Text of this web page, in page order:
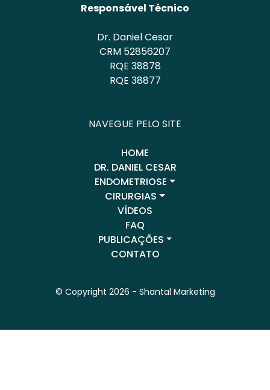
Responsável Técnico
Dr. Daniel Cesar
CRM 52856207
RQE 38878
RQE 38877
NAVEGUE PELO SITE
HOME
DR. DANIEL CESAR
ENDOMETRIOSE
CIRURGIAS
VÍDEOS
FAQ
PUBLICAÇÕES
CONTATO
© Copyright 2026 - Shantal Marketing